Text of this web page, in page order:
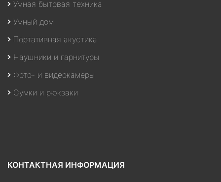
Умная бытовая техника
Умный дом
Портативная акустика
Наушники и гарнитуры
Фото- и видеокамеры
Сумки и рюкзаки
КОНТАКТНАЯ ИНФОРМАЦИЯ